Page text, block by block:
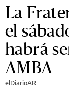
La
el
habrá
AMBA
elDiarioAR